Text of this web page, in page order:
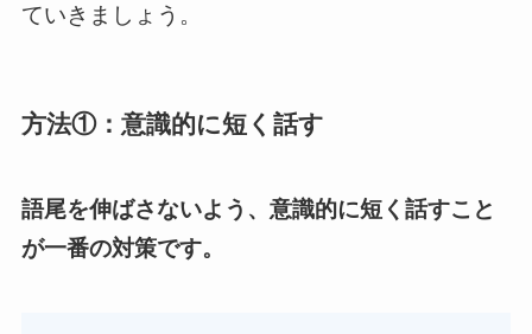
ていきましょう。
方法①：意識的に短く話す
語尾を伸ばさないよう、意識的に短く話すこと
が一番の対策です。